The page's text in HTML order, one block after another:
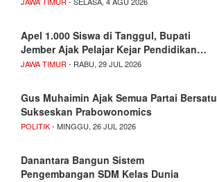
Apel 1.000 Siswa di Tanggul, Bupati
Jember Ajak Pelajar Kejar Pendidikan…
JAWA TIMUR - RABU, 29 JUL 2026
Gus Muhaimin Ajak Semua Partai Bersatu
Sukseskan Prabowonomics
POLITIK- MINGGU, 26 JUL 2026
Danantara Bangun Sistem
Pengembangan SDM Kelas Dunia